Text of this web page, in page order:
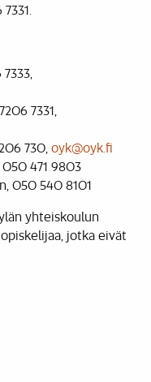
7331,
730, oyk@oyk.fi
471 9803
050 540 8101
yhteiskoulun
jotka eivät